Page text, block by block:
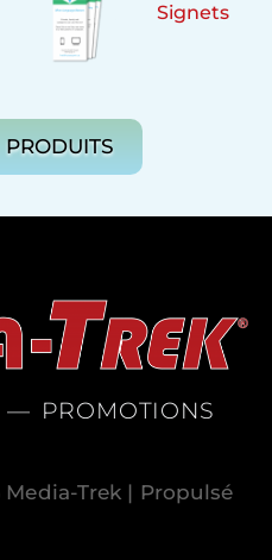
Signets
— PROMOTIONS
Trek | Propulsé